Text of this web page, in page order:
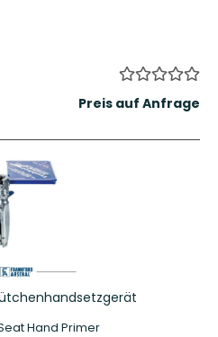
Preis auf Anfrage
Hand Primer